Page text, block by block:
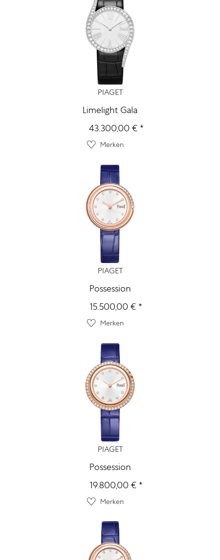
PIAGET
Limelight Gala
43.300,00 € *
Merken
PIAGET
Possession
15.500,00 € *
Merken
PIAGET
Possession
19.800,00 € *
Merken